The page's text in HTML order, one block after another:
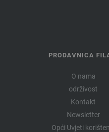
PRODAVNICA
O nama
održivost
Kontakt
Newsletter
Opći Uvjeti